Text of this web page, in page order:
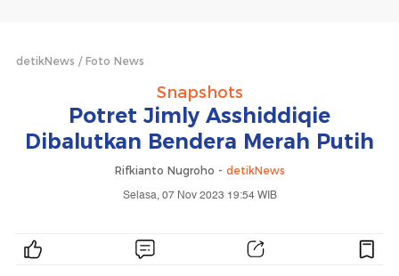
detikNews Foto News
Snapshots
Potret Jimly Asshiddiqie
Dibalutkan Bendera Merah Putih
Rifkianto Nugroho - detikNews
Selasa, 07 Nov 2023 19:54 WIB